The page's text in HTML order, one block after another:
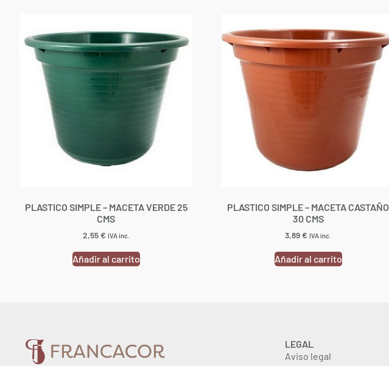
PLASTICO SIMPLE – MACETA VERDE 25
CMS
2,55€ IVA inc.
Añadir al carrito
PLASTICO SIMPLE – MACETA CASTAÑO
30 CMS
3,89€ IVA inc.
Añadir al carrito
LEGAL
Aviso legal